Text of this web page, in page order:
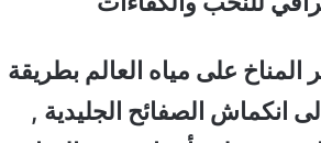
المناخ على مياه العالم بطريقة
انكماش الصفائح الجليدية ,